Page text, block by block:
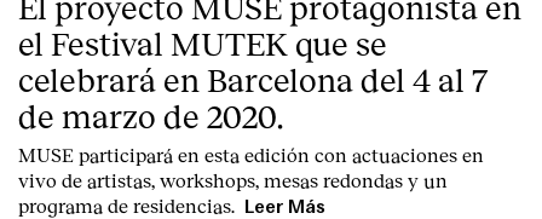
el Festival MUTEK que se
celebrará en Barcelona del 4 al 7
de marzo de 2020.
MUSE participará en esta edición con actuaciones en
vivo de artistas, workshops, mesas redondas y un
programa de residencias.
Leer Más